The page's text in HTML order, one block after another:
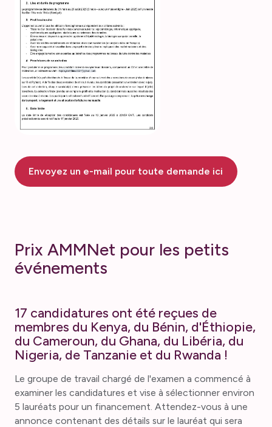
Envoyez un e-mail pour toute demande ici
Prix AMMNet pour les petits
événements
17 candidatures ont été reçues de
membres du Kenya, du Bénin, d'Éthiopie,
du Cameroun, du Ghana, du Libéria, du
Nigeria, de Tanzanie et du Rwanda !
Le groupe de travail chargé de l'examen a commencé à
examiner les candidatures et vise à sélectionner environ
5 lauréats pour un financement. Attendez-vous à une
annonce contenant des détails sur le lauréat qui sera